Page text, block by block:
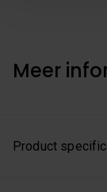
toestemming
Meer
Product